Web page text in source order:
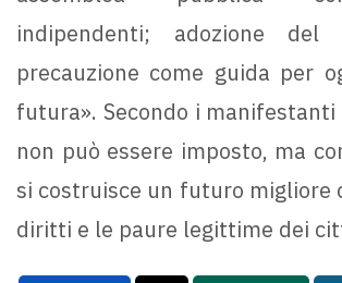
indipendenti; adozione del
precauzione come guida per
futura». Secondo i manifestanti
non può essere imposto, ma
si costruisce un futuro migliore
diritti e le paure legittime dei